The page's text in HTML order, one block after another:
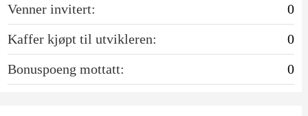
Venner invitert:
0
Kaffer kjøpt til utvikleren:
0
Bonuspoeng mottatt:
0